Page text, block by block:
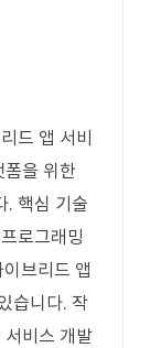
드 앱 서비
을 위한
. 핵심 기술
로그래밍
브리드 앱
습니다. 작
서비스 개발